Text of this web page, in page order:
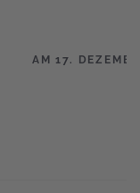
AM 17.